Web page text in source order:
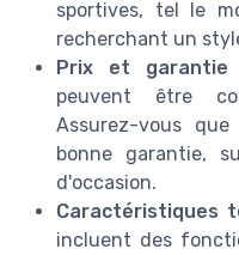
sportives, tel le
recherchant un
Prix et garantie
peuvent être
Assurez-vous
bonne garantie,
d'occasion.
Caractéristiques
incluent des